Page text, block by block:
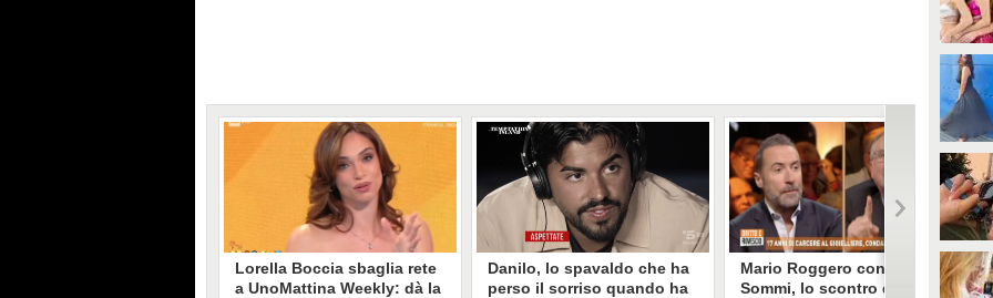
Lorella Boccia sbaglia rete
a UnoMattina Weekly: dà la
Danilo, lo spavaldo che ha
perso il sorriso quando ha
Mario Roggero contro Luca
Sommi, lo scontro del 2023